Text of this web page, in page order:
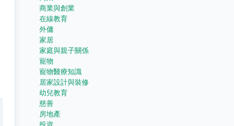
商業與創業
在線教育
外傭
家居
家庭與親子關係
寵物
寵物醫療知識
居家設計與裝修
幼兒教育
慈善
房地產